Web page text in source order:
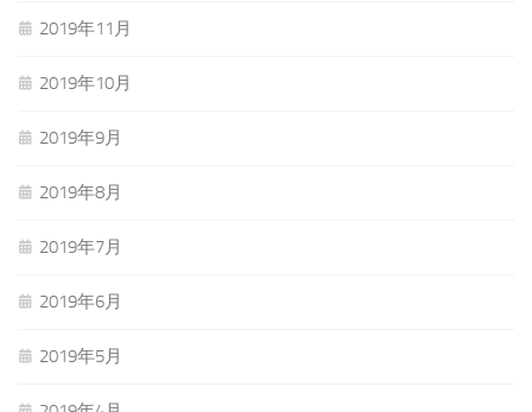
2019年11月
2019年10月
2019年9月
2019年8月
2019年7月
2019年6月
2019年5月